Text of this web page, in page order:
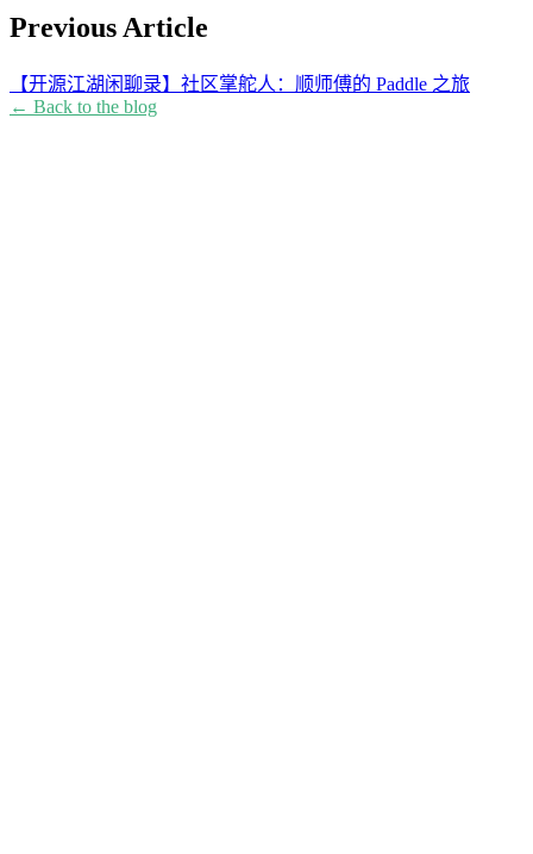
Previous Article
【开源江湖闲聊录】社区掌舵人：顺师傅的 Paddle 之旅
← Back to the blog